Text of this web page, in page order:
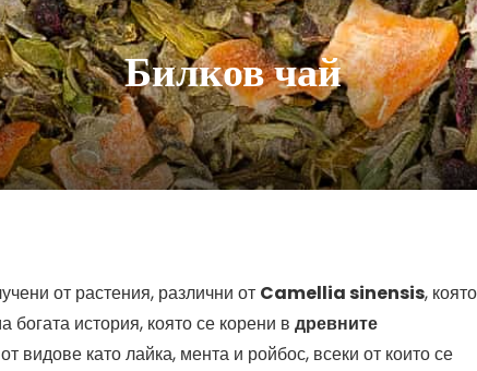
Билков чай
от растения, различни от Camellia sinensis,
богата история, която се корени в древните
видове като лайка, мента и ройбос, всеки от които се